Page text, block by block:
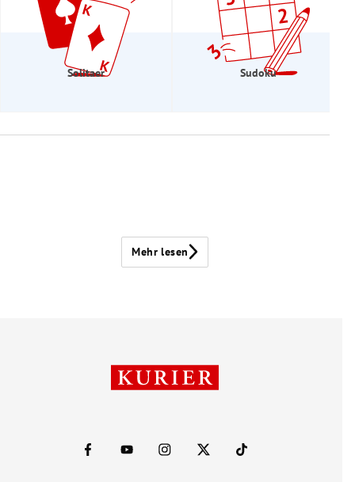
Solitaer Sudoku
Mehr lesen